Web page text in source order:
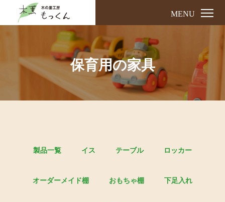
MENU
保育用の家具
製品一覧 イス テーブル ロッカー
オーダーメイド棚 おもちゃ棚 下足入れ